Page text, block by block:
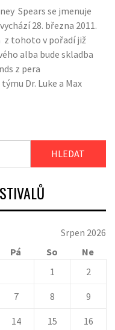
Spears se jmenuje
28. března 2011.
z tohoto v pořadí již
alba bude skladba
z pera
Dr. Luke a Max
Srpen 2026
Pá So
Ne
1
2
7 8 9
14 15 16